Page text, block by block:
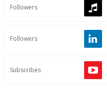
Followers
Followers
Subscribes